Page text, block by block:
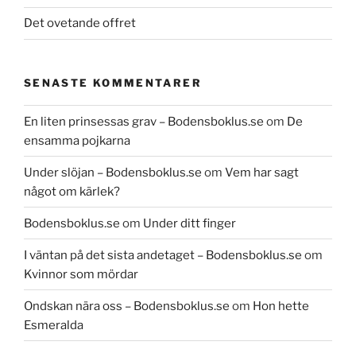
Det ovetande offret
SENASTE KOMMENTARER
En liten prinsessas grav – Bodensboklus.se om De
ensamma pojkarna
Under slöjan – Bodensboklus.se om Vem har sagt
något om kärlek?
Bodensboklus.se om Under ditt finger
I väntan på det sista andetaget – Bodensboklus.se om
Kvinnor som mördar
Ondskan nära oss – Bodensboklus.se om Hon hette
Esmeralda